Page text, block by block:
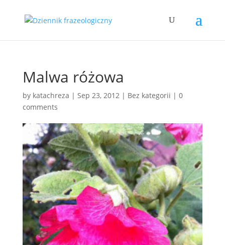
Malwa różowa
by katachreza | Sep 23, 2012| Bez kategorii | 0
comments